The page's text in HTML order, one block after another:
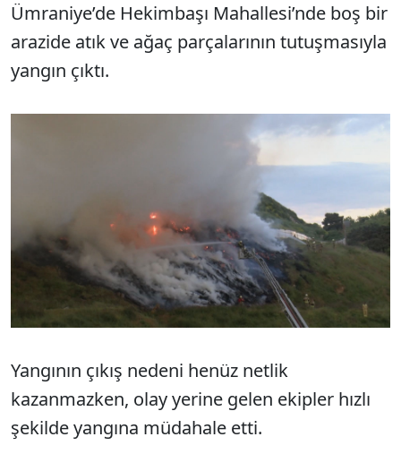
Ümraniye’de Hekimbaşı Mahallesi’nde boş bir
arazide atık ve ağaç parçalarının tutuşmasıyla
yangın çıktı.
Yangının çıkış nedeni henüz netlik
kazanmazken, olay yerine gelen ekipler hızlı
şekilde yangına müdahale etti.